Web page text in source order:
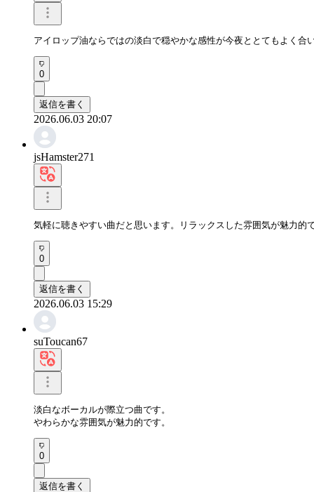
アイロップ油ならではの淡白で穏やかな感性が今夜ととてもよく合
0
返信を書く
2026.06.03 20:07
jsHamster271
気軽に聴きやすい曲だと思います。リラックスした雰囲気が魅力的
0
返信を書く
2026.06.03 15:29
suToucan67
淡白なボーカルが際立つ曲です。
やわらかな雰囲気が魅力的です。
0
返信を書く